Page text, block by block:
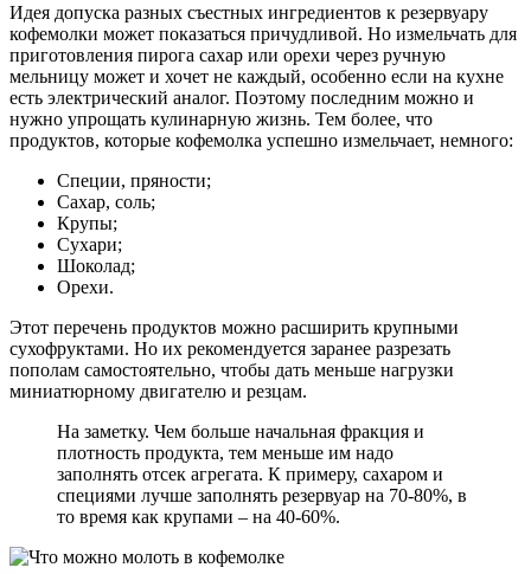
Идея допуска разных съестных ингредиентов к резервуару
кофемолки может показаться причудливой. Но измельчать для
приготовления пирога сахар или орехи через ручную
мельницу может и хочет не каждый, особенно если на кухне
есть электрический аналог. Поэтому последним можно и
нужно упрощать кулинарную жизнь. Тем более, что
продуктов, которые кофемолка успешно измельчает, немного:
Специи, пряности;
Сахар, соль;
Крупы;
Сухари;
Шоколад;
Орехи.
Этот перечень продуктов можно расширить крупными
сухофруктами. Но их рекомендуется заранее разрезать
пополам самостоятельно, чтобы дать меньше нагрузки
миниатюрному двигателю и резцам.
На заметку. Чем больше начальная фракция и
плотность продукта, тем меньше им надо
заполнять отсек агрегата. К примеру, сахаром и
специями лучше заполнять резервуар на 70-80%, в
то время как крупами – на 40-60%.